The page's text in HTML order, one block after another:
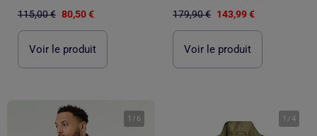
115,00 € 80,50 €
Voir le produit
179,90 € 143,99 €
Voir le produit
1 / 6 1 /4